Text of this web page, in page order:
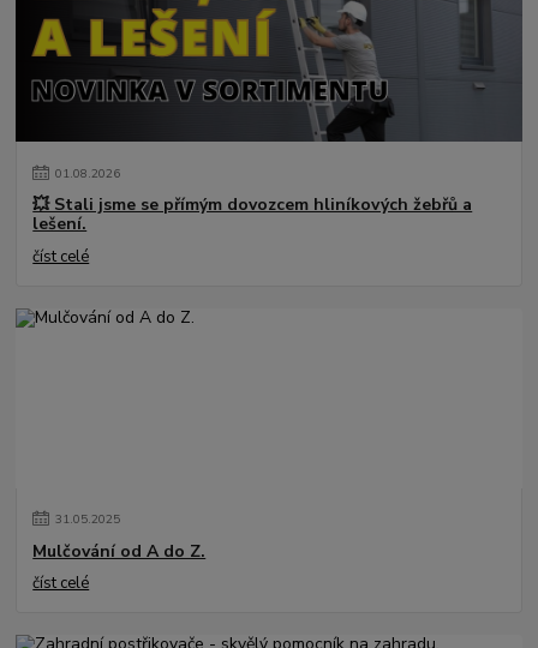
01.08.2026
💥 Stali jsme se přímým dovozcem hliníkových žebřů a
lešení.
číst celé
31.05.2025
Mulčování od A do Z.
číst celé